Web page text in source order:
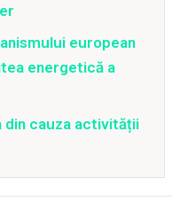
european
energetică a
din cauza activității